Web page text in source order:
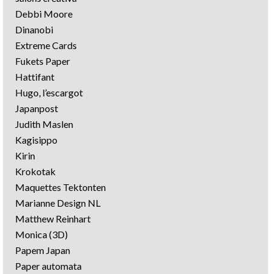
Debbi Moore
Dinanobi
Extreme Cards
Fukets Paper
Hattifant
Hugo, l’escargot
Japanpost
Judith Maslen
Kagisippo
Kirin
Krokotak
Maquettes Tektonten
Marianne Design NL
Matthew Reinhart
Monica (3D)
Papem Japan
Paper automata